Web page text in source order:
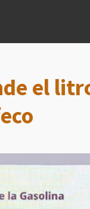
el